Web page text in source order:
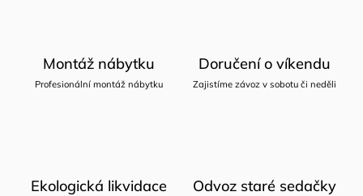
Montáž nábytku
Profesionální montáž nábytku
Doručení o víkendu
Zajistíme závoz v sobotu či neděli
Ekologická likvidace Odvoz staré sedačky